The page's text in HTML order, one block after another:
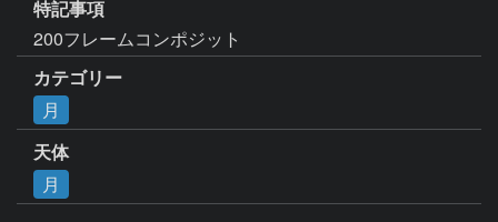
特記事項
200フレームコンポジット
カテゴリー
月
天体
月